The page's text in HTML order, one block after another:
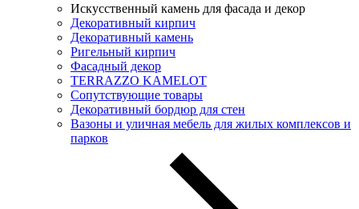
Искусственный камень для фасада и декор
Декоративный кирпич
Декоративный камень
Ригельный кирпич
Фасадный декор
TERRAZZO KAMELOT
Сопутствующие товары
Декоративный бордюр для стен
Вазоны и уличная мебель для жилых комплексов и
парков